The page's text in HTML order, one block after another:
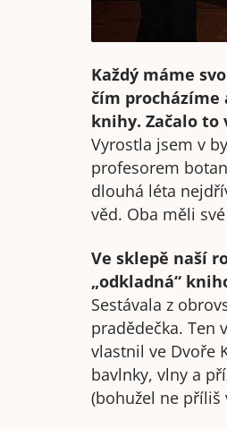
Každý máme
čím procházíme
knihy. Začalo to
Vyrostla jsem v
profesorem
dlouhá léta
věd. Oba měli
Ve sklepě naší
„odkladná“
Sestávala z
pradědečka. Ten
vlastnil ve Dvoře
bavlnky, vlny a
(bohužel ne příliš